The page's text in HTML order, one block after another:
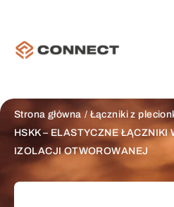
Strona główna
Łączniki z
HSKK – ELASTYCZNE ŁĄCZNIKI
IZOLACJI OTWOROWANEJ